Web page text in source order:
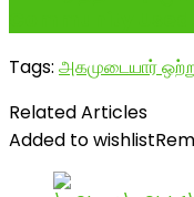
Tags: அகமுடையார்
Related Articles
Added to wishlist